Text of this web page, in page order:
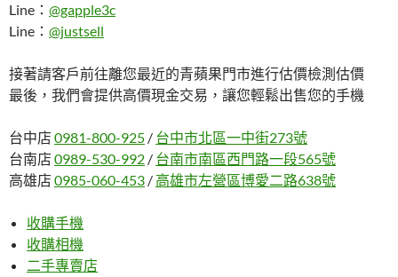
Line： @gapple3c
Line： @justsell
接著請客戶前往離您最近的青蘋果門市進行估價檢測估價
最後，我們會提供高價現金交易，讓您輕鬆出售您的手機
台中店 0981-800-925 / 台中市北區一中街273號
台南店 0989-530-992 / 台南市南區西門路一段565號
高雄店 0985-060-453 / 高雄市左營區博愛二路638號
收購手機
收購相機
二手專賣店